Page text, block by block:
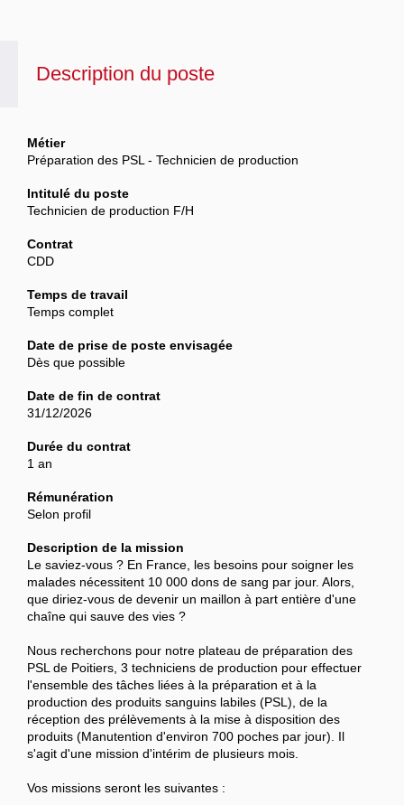
Description du poste
Métier
Préparation des PSL - Technicien de production
Intitulé du poste
Technicien de production F/H
Contrat
CDD
Temps de travail
Temps complet
Date de prise de poste envisagée
Dès que possible
Date de fin de contrat
31/12/2026
Durée du contrat
1 an
Rémunération
Selon profil
Description de la mission
Le saviez-vous ? En France, les besoins pour soigner les
malades nécessitent 10 000 dons de sang par jour. Alors,
que diriez-vous de devenir un maillon à part entière d'une
chaîne qui sauve des vies ?
Nous recherchons pour notre plateau de préparation des
PSL de Poitiers, 3 techniciens de production pour effectuer
l'ensemble des tâches liées à la préparation et à la
production des produits sanguins labiles (PSL), de la
réception des prélèvements à la mise à disposition des
produits (Manutention d'environ 700 poches par jour). Il
s'agit d'une mission d'intérim de plusieurs mois.
Vos missions seront les suivantes :